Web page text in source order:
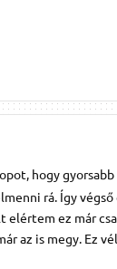
hogy
rá. Így
ez már
az is megy. Ez